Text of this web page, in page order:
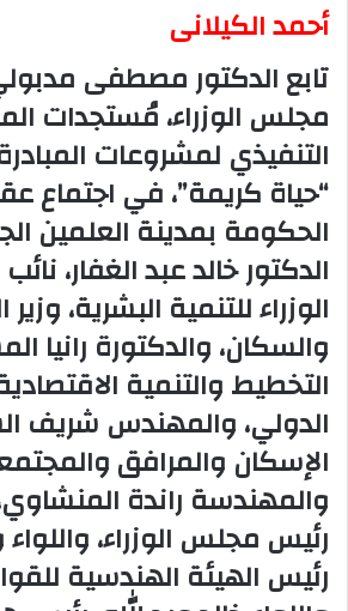
أحمد الكيلانى
تابع الدكتور مصطفى
مجلس الوزراء، مُستجدات
التنفيذي لمشروعات
“حياة كريمة”، في اجتماع
الحكومة بمدينة العلمين
الدكتور خالد عبد الغفار،
الوزراء للتنمية البشرية،
والسكان، والدكتورة رانيا
التخطيط والتنمية
الدولي، والمهندس شريف
الإسكان والمرافق
والمهندسة راندة
رئيس مجلس الوزراء، واللواء
رئيس الهيئة الهندسية